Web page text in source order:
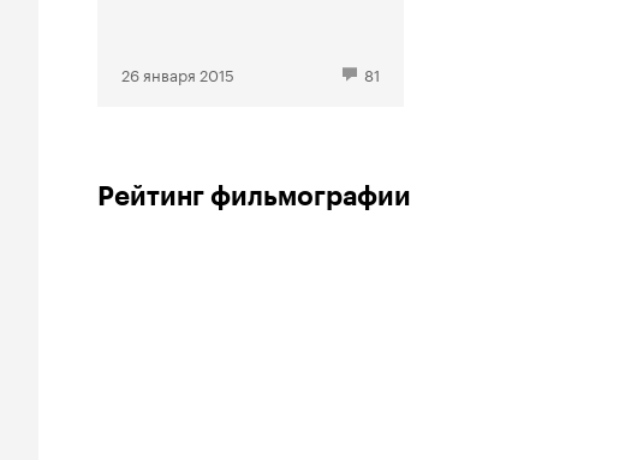
26 января 2015 81
Рейтинг фильмографии